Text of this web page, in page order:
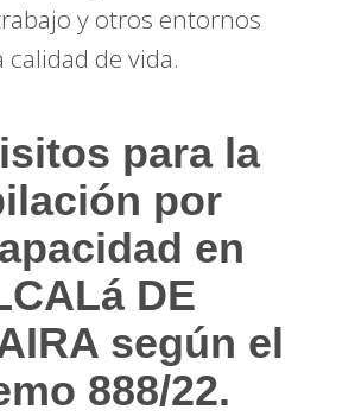
y otros entornos
de vida.
para la
por
en
DE
según el
888/22.